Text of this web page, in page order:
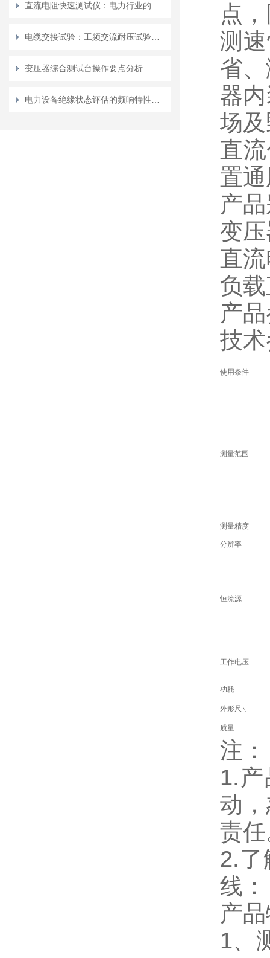
变压器综合测试台操作要点分析
点
测
省
器
场
直
置
产
变
直
负
产
技
使用条件
测量范围
测量精度
分辨率
恒流源
工作电压
功耗
外形尺寸
质量
注：
1.
动
责
2.了
线：
产
1、